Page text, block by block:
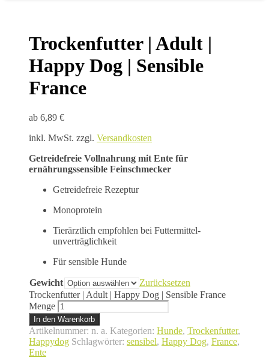
Trockenfutter | Adult |
Happy Dog | Sensible
France
ab 6,89 €
inkl. MwSt. zzgl. Versandkosten
Getreidefreie Vollnahrung mit Ente für
ernährungssensible Feinschmecker
Getreidefreie Rezeptur
Monoprotein
Tierärztlich empfohlen bei Futtermittel-
unverträglichkeit
Für sensible Hunde
Gewicht
Zurücksetzen
Trockenfutter | Adult | Happy Dog | Sensible France
Menge
In den Warenkorb
Artikelnummer: n. a. Kategorien: Hunde, Trockenfutter,
Happydog Schlagwörter: sensibel, Happy Dog, France,
Ente